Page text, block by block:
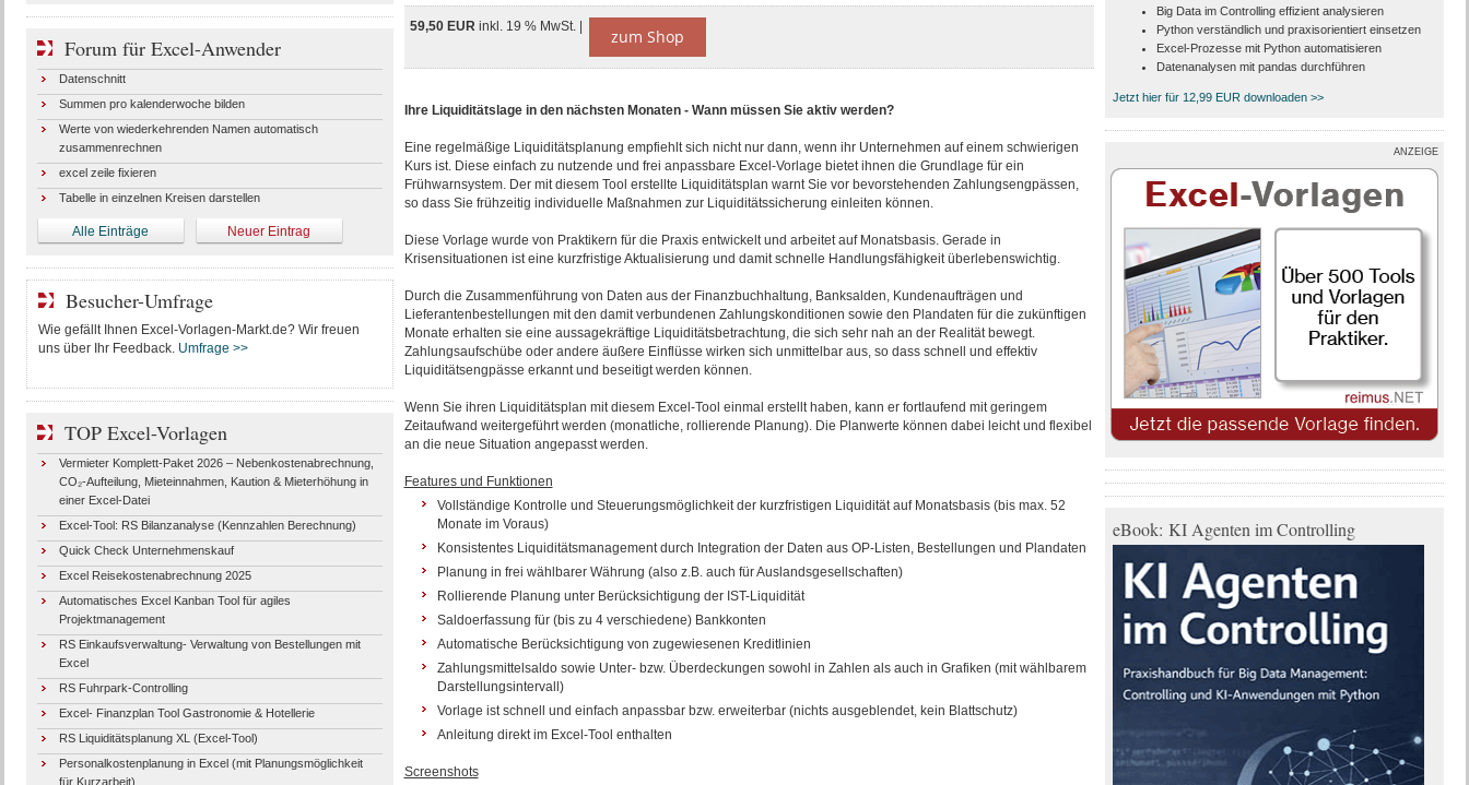
59,50 EUR inkl. 19 % MwSt. | zum Shop
Ihre Liquiditätslage in den nächsten Monaten - Wann müssen Sie aktiv werden?
Eine regelmäßige Liquiditätsplanung empfiehlt sich nicht nur dann, wenn ihr Unternehmen auf einem schwierigen
Kurs ist. Diese einfach zu nutzende und frei anpassbare Excel-Vorlage bietet ihnen die Grundlage für ein
Frühwarnsystem. Der mit diesem Tool erstellte Liquiditätsplan warnt Sie vor bevorstehenden Zahlungsengpässen,
so dass Sie frühzeitig individuelle Maßnahmen zur Liquiditätssicherung einleiten können.
Diese Vorlage wurde von Praktikern für die Praxis entwickelt und arbeitet auf Monatsbasis. Gerade in
Krisensituationen ist eine kurzfristige Aktualisierung und damit schnelle Handlungsfähigkeit überlebenswichtig.
Durch die Zusammenführung von Daten aus der Finanzbuchhaltung, Banksalden, Kundenaufträgen und
Lieferantenbestellungen mit den damit verbundenen Zahlungskonditionen sowie den Plandaten für die zukünftigen
Monate erhalten sie eine aussagekräftige Liquiditätsbetrachtung, die sich sehr nah an der Realität bewegt.
Zahlungsaufschübe oder andere äußere Einflüsse wirken sich unmittelbar aus, so dass schnell und effektiv
Liquiditätsengpässe erkannt und beseitigt werden können.
Wenn Sie ihren Liquiditätsplan mit diesem Excel-Tool einmal erstellt haben, kann er fortlaufend mit geringem
Zeitaufwand weitergeführt werden (monatliche, rollierende Planung). Die Planwerte können dabei leicht und flexibel
an die neue Situation angepasst werden.
Features und Funktionen
Vollständige Kontrolle und Steuerungsmöglichkeit der kurzfristigen Liquidität auf Monatsbasis (bis max. 52
Monate im Voraus)
Konsistentes Liquiditätsmanagement durch Integration der Daten aus OP-Listen, Bestellungen und Plandaten
Planung in frei wählbarer Währung (also z.B. auch für Auslandsgesellschaften)
Rollierende Planung unter Berücksichtigung der IST-Liquidität
Saldoerfassung für (bis zu 4 verschiedene) Bankkonten
Automatische Berücksichtigung von zugewiesenen Kreditlinien
Zahlungsmittelsaldo sowie Unter- bzw. Überdeckungen sowohl in Zahlen als auch in Grafiken (mit wählbarem
Darstellungsintervall)
Vorlage ist schnell und einfach anpassbar bzw. erweiterbar (nichts ausgeblendet, kein Blattschutz)
Anleitung direkt im Excel-Tool enthalten
Screenshots
Forum für Excel-Anwender
Datenschnitt
Summen pro kalenderwoche bilden
Werte von wiederkehrenden Namen automatisch
zusammenrechnen
excel zeile fixieren
Tabelle in einzelnen Kreisen darstellen
Alle Einträge Neuer Eintrag
Besucher-Umfrage
Wie gefällt Ihnen Excel-Vorlagen-Markt.de? Wir freuen
uns über Ihr Feedback. Umfrage >>
TOP Excel-Vorlagen
Vermieter Komplett-Paket 2026 – Nebenkostenabrechnung,
CO₂-Aufteilung, Mieteinnahmen, Kaution & Mieterhöhung in
einer Excel-Datei
Excel-Tool: RS Bilanzanalyse (Kennzahlen Berechnung)
Quick Check Unternehmenskauf
Excel Reisekostenabrechnung 2025
Automatisches Excel Kanban Tool für agiles
Projektmanagement
RS Einkaufsverwaltung- Verwaltung von Bestellungen mit
Excel
RS Fuhrpark-Controlling
Excel- Finanzplan Tool Gastronomie & Hotellerie
RS Liquiditätsplanung XL (Excel-Tool)
Personalkostenplanung in Excel (mit Planungsmöglichkeit
für Kurzarbeit)
Big Data im Controlling effizient analysieren
Python verständlich und praxisorientiert einsetzen
Excel-Prozesse mit Python automatisieren
Datenanalysen mit pandas durchführen
Jetzt hier für 12,99 EUR downloaden >>
ANZEIGE
eBook: KI Agenten im Controlling